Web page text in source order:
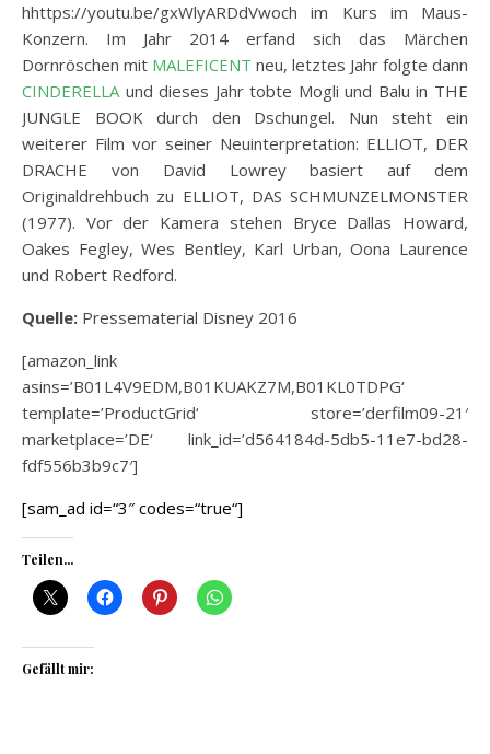
hhttps://youtu.be/gxWlyARDdVwoch im Kurs im Maus-
Konzern. Im Jahr 2014 erfand sich das Märchen
Dornröschen mit MALEFICENT neu, letztes Jahr folgte dann
CINDERELLAund dieses Jahr tobte Mogli und Balu in THE
JUNGLE BOOK durch den Dschungel. Nun steht ein
weiterer Film vor seiner Neuinterpretation: ELLIOT, DER
DRACHE von David Lowrey basiert auf dem
Originaldrehbuch zu ELLIOT, DAS SCHMUNZELMONSTER
(1977). Vor der Kamera stehen Bryce Dallas Howard,
Oakes Fegley, Wes Bentley, Karl Urban, Oona Laurence
und Robert Redford.
Quelle: Pressematerial Disney 2016
[amazon_link
asins=’B01L4V9EDM,B01KUAKZ7M,B01KL0TDPG‘
template=’ProductGrid‘ store=’derfilm09-21′
marketplace=’DE‘ link_id=’d564184d-5db5-11e7-bd28-
fdf556b3b9c7′]
[sam_ad id=“3″ codes=“true“]
Teilen...
Gefällt mir: